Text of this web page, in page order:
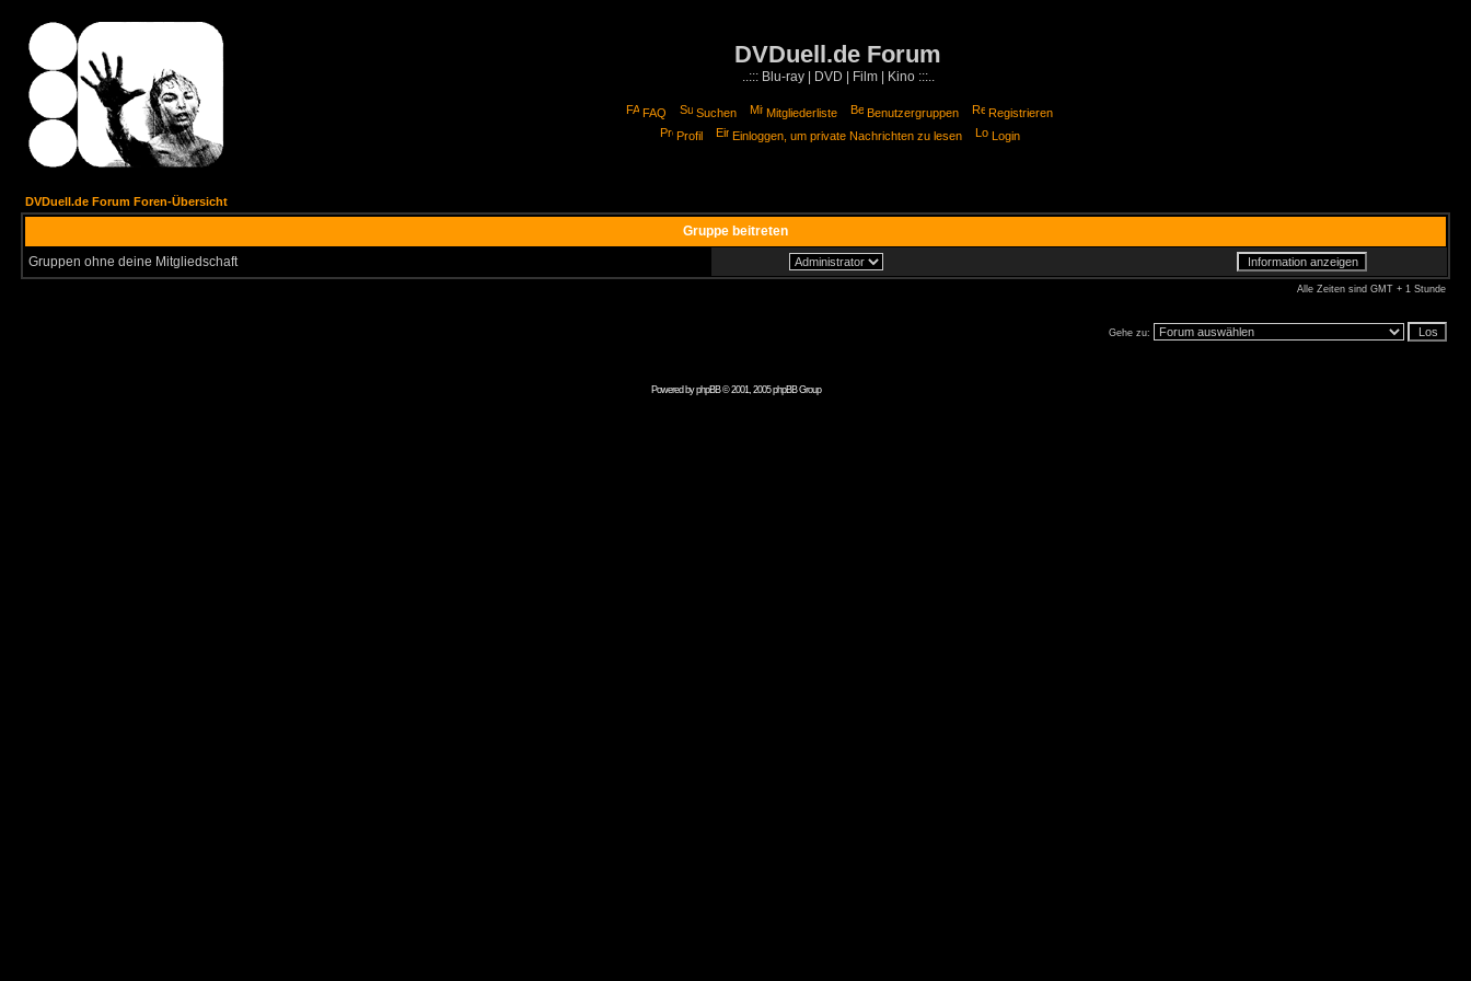
DVDuell.de Forum
..::: Blu-ray | DVD | Film | Kino :::..
FAQ Suchen Mitgliederliste Benutzergruppen
Registrieren
Profil
Einloggen, um private Nachrichten zu lesen Login
DVDuell.de Forum Foren-Übersicht
Gruppe beitreten
Gruppen ohne deine Mitgliedschaft
Alle Zeiten sind GMT + 1 Stunde
Gehe zu:
Powered byphpBB© 2001, 2005 phpBB Group